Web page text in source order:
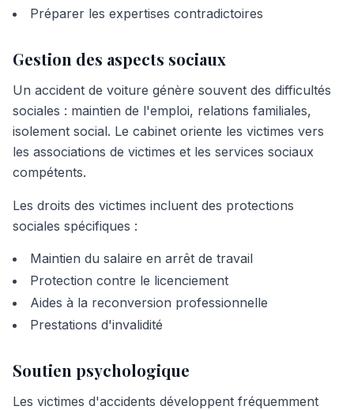
Préparer les expertises contradictoires
Gestion des aspects sociaux
Un accident de voiture génère souvent des difficultés
sociales : maintien de l'emploi, relations familiales,
isolement social. Le cabinet oriente les victimes vers
les associations de victimes et les services sociaux
compétents.
Les droits des victimes incluent des protections
sociales spécifiques :
Maintien du salaire en arrêt de travail
Protection contre le licenciement
Aides à la reconversion professionnelle
Prestations d'invalidité
Soutien psychologique
Les victimes d'accidents développent fréquemment